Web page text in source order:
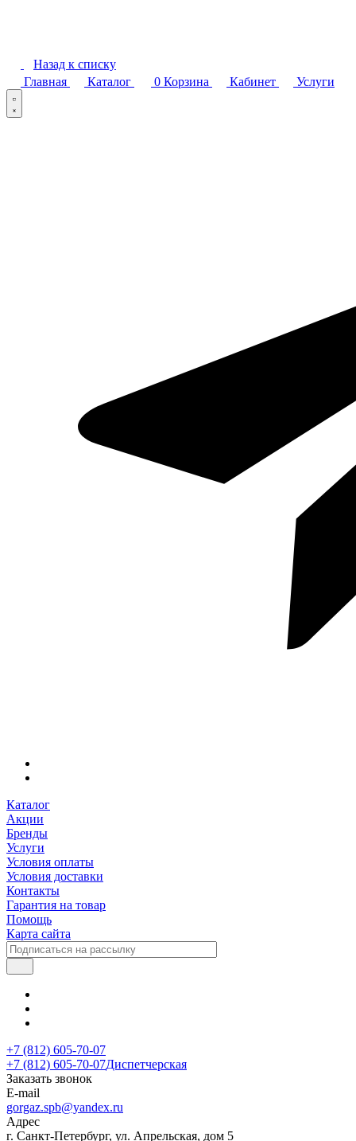
Назад к списку
Главная
Каталог 0 Корзина Кабинет Услуги
Каталог
Акции
Бренды
Услуги
Условия оплаты
Условия доставки
Контакты
Гарантия на товар
Помощь
Карта сайта
+7 (812) 605-70-07
+7 (812) 605-70-07Диспетчерская
Заказать звонок
E-mail
gorgaz.spb@yandex.ru
Адрес
г. Санкт-Петербург, ул. Апрельская, дом 5